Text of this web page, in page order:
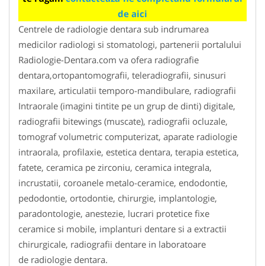
de aici
Centrele de radiologie dentara sub indrumarea
medicilor radiologi si stomatologi, partenerii portalului
Radiologie-Dentara.com va ofera radiografie
dentara,ortopantomografii, teleradiografii, sinusuri
maxilare, articulatii temporo-mandibulare, radiografii
Intraorale (imagini tintite pe un grup de dinti) digitale,
radiografii bitewings (muscate), radiografii ocluzale,
tomograf volumetric computerizat, aparate radiologie
intraorala, profilaxie, estetica dentara, terapia estetica,
fatete, ceramica pe zirconiu, ceramica integrala,
incrustatii, coroanele metalo-ceramice, endodontie,
pedodontie, ortodontie, chirurgie, implantologie,
paradontologie, anestezie, lucrari protetice fixe
ceramice si mobile, implanturi dentare si a extractii
chirurgicale, radiografii dentare in laboratoare
de radiologie dentara.